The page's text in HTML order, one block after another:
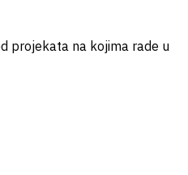
projekata na kojima rade u